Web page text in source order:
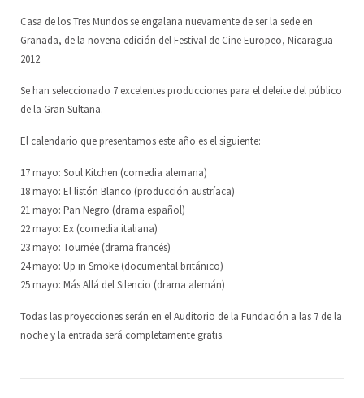
Escuela de Artes Escénicas
Desarrollo rural en Malacatoya
Música en los Barrios
Radio Volcán
Archivo Ciudadano
Biblioteca del Arte
Junta Directiva
ES
EN
Casa de los Tres Mundos se engalana nuevamente de ser la sede en
Granada, de la novena edición del Festival de Cine Europeo, Nicaragua
2012.
Se han seleccionado 7 excelentes producciones para el deleite del público
de la Gran Sultana.
El calendario que presentamos este año es el siguiente:
17 mayo: Soul Kitchen (comedia alemana)
18 mayo: El listón Blanco (producción austríaca)
21 mayo: Pan Negro (drama español)
22 mayo: Ex (comedia italiana)
23 mayo: Tournée (drama francés)
24 mayo: Up in Smoke (documental británico)
25 mayo: Más Allá del Silencio (drama alemán)
Todas las proyecciones serán en el Auditorio de la Fundación a las 7 de la
noche y la entrada será completamente gratis.